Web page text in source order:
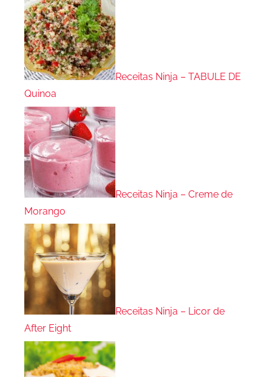
Receitas Ninja – TABULE DE
Quinoa
Receitas Ninja – Creme de
Morango
Receitas Ninja – Licor de
After Eight